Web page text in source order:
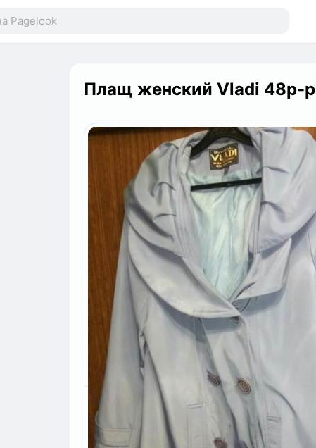
Плащ женский Vladi 48р-р